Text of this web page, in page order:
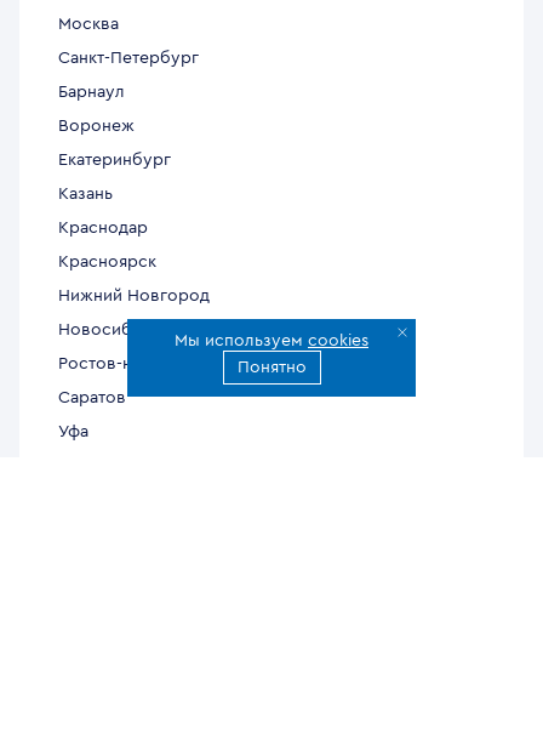
Москва
Санкт-Петербург
Барнаул
Воронеж
Екатеринбург
Казань
Краснодар
Красноярск
Нижний Новгород
Новосибирск
Ростов-на-Дону
Саратов
Уфа
Мы используем cookies
Понятно